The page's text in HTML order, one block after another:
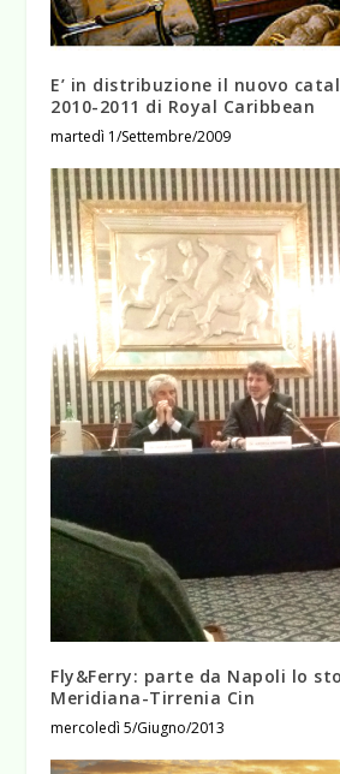
E’ in distribuzione il nuovo
2010-2011 di Royal Caribbean
martedì 1/Settembre/2009
Fly&Ferry: parte da Napoli lo
Meridiana-Tirrenia Cin
mercoledì 5/Giugno/2013